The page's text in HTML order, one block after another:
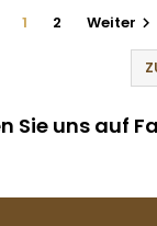
1 2 Weiter 
Sie uns auf